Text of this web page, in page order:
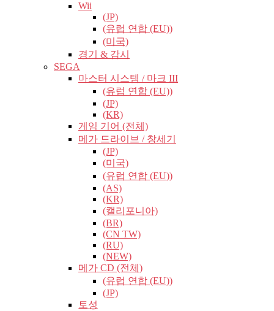
Wii
(JP)
(유럽​​ 연합 (EU))
(미국)
경기 & 감시
SEGA
마스터 시스템 / 마크 III
(유럽​​ 연합 (EU))
(JP)
(KR)
게임 기어 (전체)
메가 드라이브 / 창세기
(JP)
(미국)
(유럽​​ 연합 (EU))
(AS)
(KR)
(캘리포니아)
(BR)
(CN TW)
(RU)
(NEW)
메가 CD (전체)
(유럽​​ 연합 (EU))
(JP)
토성